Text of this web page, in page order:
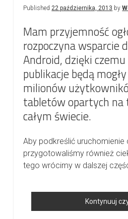
Published 22 października, 2013 by
Mam przyjemność
rozpoczyna wsparcie
Android, dzięki
publikacje będą
milionów
tabletów opartych
całym świecie.
Aby podkreślić uruchomienie
przygotowaliśmy również
tego wrócimy w dalszej
Kontynuuj